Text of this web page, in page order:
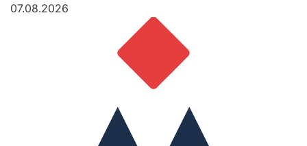
07.08.2026